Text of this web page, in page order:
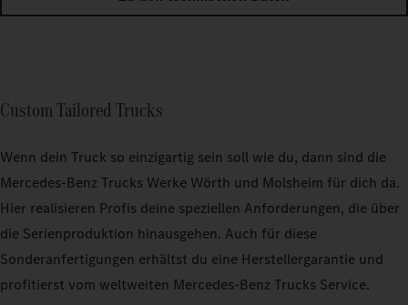
Custom Tailored Trucks
Wenn dein Truck so einzigartig sein soll wie du, dann sind die
Mercedes‑Benz Trucks Werke Wörth und Molsheim für dich da.
Hier realisieren Profis deine speziellen Anforderungen, die über
die Serienproduktion hinausgehen. Auch für diese
Sonderanfertigungen erhältst du eine Herstellergarantie und
profitierst vom weltweiten Mercedes‑Benz Trucks Service.